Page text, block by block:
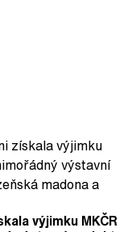
výjimku MKČR